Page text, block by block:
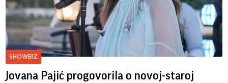
SHOWBIZ
Jovana Pajić progovorila o novoj-staroj